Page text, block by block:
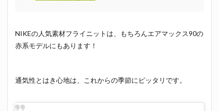
NIKEの人気素材フライニットは、もちろんエアマックス90の
赤系モデルにもあります！
通気性とはき心地は、これからの季節にピッタリです。